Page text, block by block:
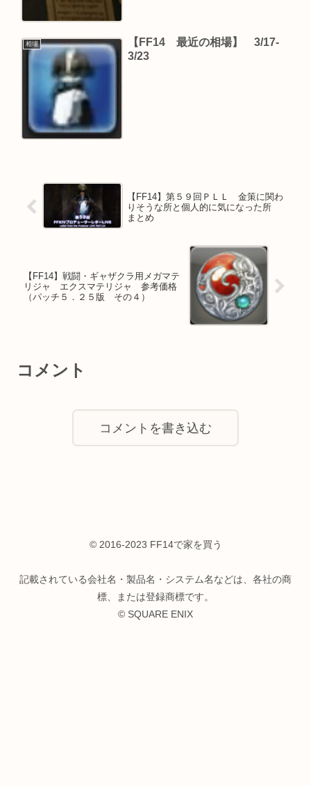
相場
【FF14 最近の相場】 3/17-
3/23
【FF14】第５９回ＰＬＬ 金策に関わ
りそうな所と個人的に気になった所
まとめ
【FF14】戦闘・ギャザクラ用メガマテ
リジャ エクスマテリジャ 参考価格
（パッチ５．２５版 その４）
コメント
コメントを書き込む
© 2016-2023 FF14で家を買う
記載されている会社名・製品名・システム名などは、各社の商
標、または登録商標です。
© SQUARE ENIX